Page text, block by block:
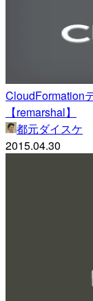
CloudFormation
【remarshal】
都元ダイスケ
2015.04.30